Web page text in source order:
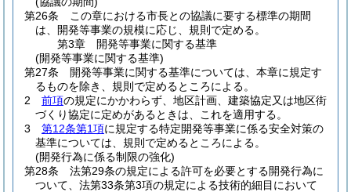
第26条
この章における市長との協議に要する標準の期間
は、開発等事業の規模に応じ、規則で定める。
第3章
開発等事業に関する基準
(開発等事業に関する基準)
第27条
開発等事業に関する基準については、本章に規定す
るものを除き、規則で定めるところによる。
2
前項の規定にかかわらず、地区計画、建築協定又は地区街
づくり協定に定めがあるときは、これを適用する。
3
第12条第1項に規定する特定開発等事業に係る安全対策の
基準については、規則で定めるところによる。
(開発行為に係る制限の強化)
第28条
法第29条の規定による許可を必要とする開発行為に
ついて、法第33条第3項の規定による技術的細目において